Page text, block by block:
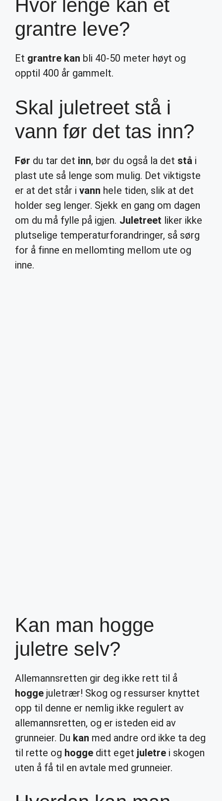
Hvor lenge kan et
grantre leve?
Et grantre kan bli 40-50 meter høyt og
opptil 400 år gammelt.
Skal juletreet stå i
vann før det tas inn?
Før du tar det inn, bør du også la det ståi
plast ute så lenge som mulig. Det viktigste
er at det står ivann hele tiden, slik at det
holder seg lenger. Sjekk en gang om dagen
om du må fylle på igjen. Juletreet liker ikke
plutselige temperaturforandringer, så sørg
for å finne en mellomting mellom ute og
inne.
Kan man hogge
juletre selv?
Allemannsretten gir deg ikke rett til å
hogge juletrær! Skog og ressurser knyttet
opp til denne er nemlig ikke regulert av
allemannsretten, og er isteden eid av
grunneier. Du kan med andre ord ikke ta deg
til rette og hogge ditt eget juletrei skogen
uten å få til en avtale med grunneier.